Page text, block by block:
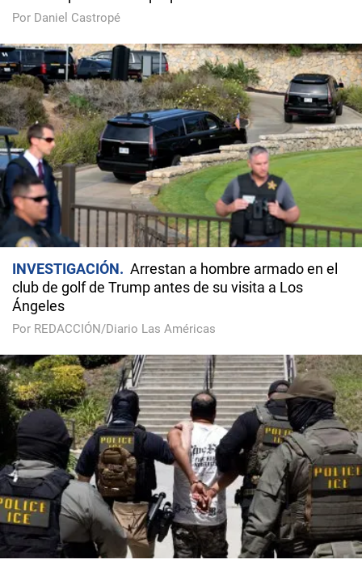
Por Daniel Castropé
INVESTIGACIÓN
Arrestan a hombre armado en el
club de golf de Trump antes de su visita a Los
Ángeles
Por REDACCIÓN/Diario Las Américas